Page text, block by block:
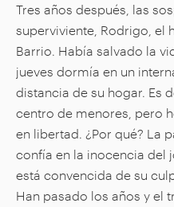
Tres años después, las
superviviente, Rodrigo, el
Barrio. Había salvado la
jueves dormía en un
distancia de su hogar. Es
centro de menores, pero
en libertad. ¿Por qué? La
confía en la inocencia del
está convencida de su
Han pasado los años y el